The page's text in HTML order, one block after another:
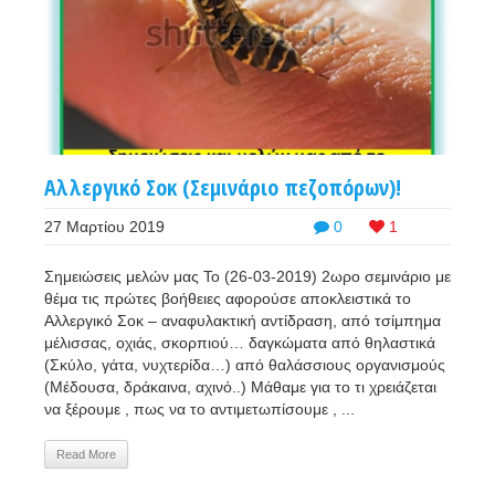
Αλλεργικό Σοκ (Σεμινάριο πεζοπόρων)!
0 1
27 Μαρτίου 2019
Σημειώσεις μελών μας Το (26-03-2019) 2ωρο σεμινάριο με
θέμα τις πρώτες βοήθειες αφορούσε αποκλειστικά το
Αλλεργικό Σοκ – αναφυλακτική αντίδραση, από τσίμπημα
μέλισσας, οχιάς, σκορπιού… δαγκώματα από θηλαστικά
(Σκύλο, γάτα, νυχτερίδα…) από θαλάσσιους οργανισμούς
(Μέδουσα, δράκαινα, αχινό..) Μάθαμε για το τι χρειάζεται
να ξέρουμε , πως να το αντιμετωπίσουμε , ...
Read More